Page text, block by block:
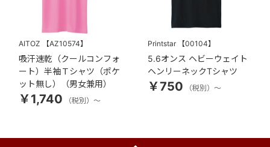
AITOZ 【AZ10574】
吸汗速乾（クールコンフォ
ート）半袖Ｔシャツ（ポケ
ット無し）（男女兼用）
￥1,740 （税別）～
Printstar 【00104】
5.6オンス ヘビーウェイト
ヘンリーネックTシャツ
￥750 （税別）～